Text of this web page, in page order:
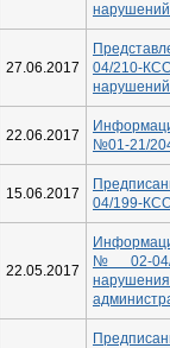
27.06.2017
04/210-
22.06.2017
№01-21/
15.06.2017
04/199-
22.05.2017
№02-04/